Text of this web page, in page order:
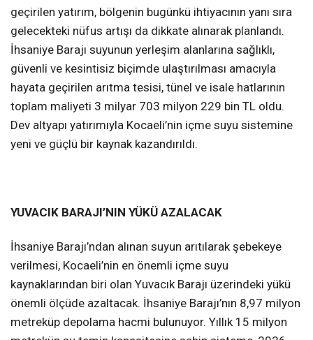
geçirilen yatırım, bölgenin bugünkü ihtiyacının yanı sıra
gelecekteki nüfus artışı da dikkate alınarak planlandı.
İhsaniye Barajı suyunun yerleşim alanlarına sağlıklı,
güvenli ve kesintisiz biçimde ulaştırılması amacıyla
hayata geçirilen arıtma tesisi, tünel ve isale hatlarının
toplam maliyeti 3 milyar 703 milyon 229 bin TL oldu.
Dev altyapı yatırımıyla Kocaeli’nin içme suyu sistemine
yeni ve güçlü bir kaynak kazandırıldı.
YUVACIK BARAJI’NIN YÜKÜ AZALACAK
İhsaniye Barajı’ndan alınan suyun arıtılarak şebekeye
verilmesi, Kocaeli’nin en önemli içme suyu
kaynaklarından biri olan Yuvacık Barajı üzerindeki yükü
önemli ölçüde azaltacak. İhsaniye Barajı’nın 8,97 milyon
metreküp depolama hacmi bulunuyor. Yıllık 15 milyon